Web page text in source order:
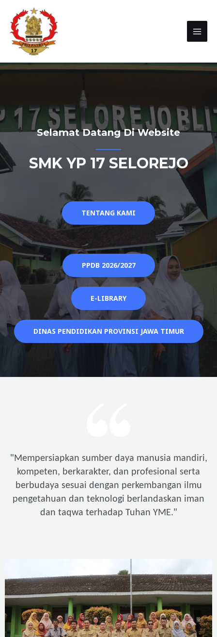
Selamat Datang Di Website
SMK YP 17 SELOREJO
TENTANG KAMI
PPDB 2026/2027
E-LIBRARY
DINAS PENDIDIKAN PROVINSI JAWA TIMUR
"Mempersiapkan sumber daya manusia mandiri,
kompeten, berkarakter, dan profesional serta
berbudaya sesuai dengan perkembangan ilmu
pengetahuan dan teknologi berlandaskan iman
dan taqwa terhadap Tuhan YME."